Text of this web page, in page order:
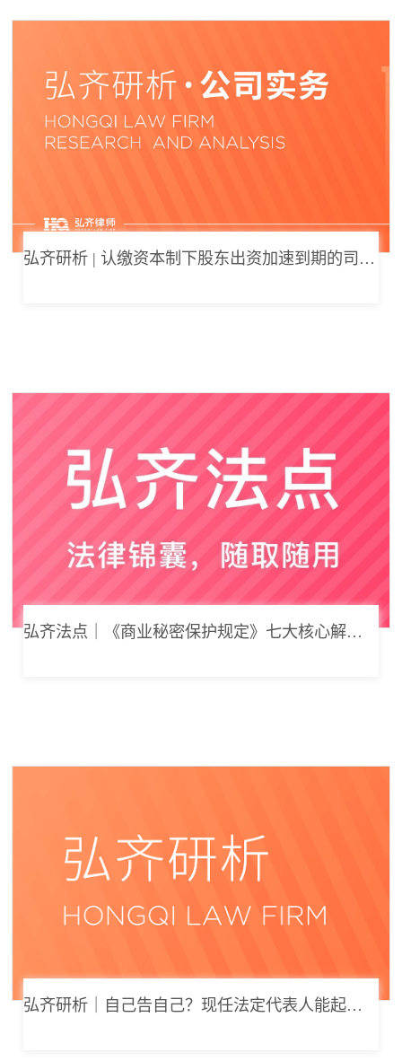
弘齐研析 | 认缴资本制下股东出资加速到期的司法边界与例外体系
弘齐法点｜《商业秘密保护规定》七大核心解读，浅谈企业商业秘密合规管理新思路
弘齐研析｜自己告自己？现任法定代表人能起诉公司索要劳动报酬吗？